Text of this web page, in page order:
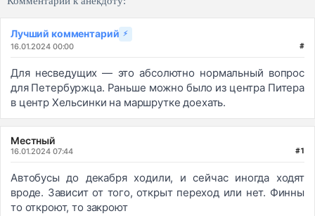
Лучший комментарий ⚡
16.01.2024 00:00 #
Для несведущих — это абсолютно нормальный вопрос
для Петербуржца. Раньше можно было из центра Питера
в центр Хельсинки на маршрутке доехать.
Местный
16.01.2024 07:44 #1
Автобусы до декабря ходили, и сейчас иногда ходят
вроде. Зависит от того, открыт переход или нет. Финны
то откроют, то закроют